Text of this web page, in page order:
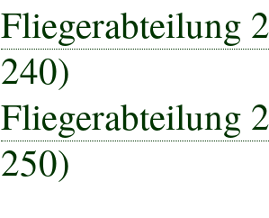
Fliegerabteilung
240)
Fliegerabteilung
250)